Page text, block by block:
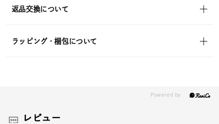
返品交換について
ラッピング・梱包について
レビュー